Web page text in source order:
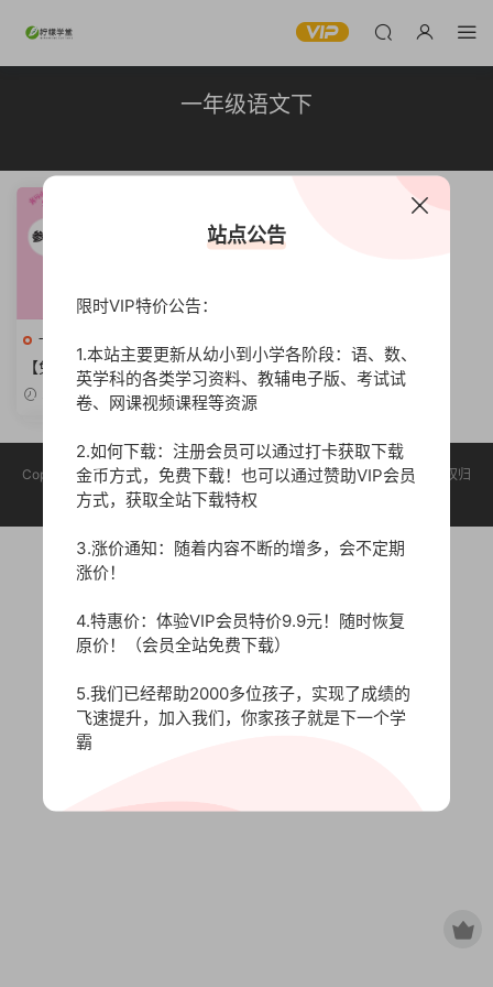
一年级语文下
一年级语文下册
【免费】23年版人教语文一下
《黄冈小状元练重点》培优同
步作业-答案解析【33页PDF文
2023-06-18
Copyright © 2023 柠檬学堂 版权声明：本站所有资源均收集于网络，版权归
原作者所有，如有侵权，请联系删除。
站点公告
限时VIP特价公告：
1.本站主要更新从幼小到小学各阶段：语、数、
英学科的各类学习资料、教辅电子版、考试试
卷、网课视频课程等资源
2.如何下载：注册会员可以通过打卡获取下载
金币方式，免费下载！也可以通过赞助VIP会员
方式，获取全站下载特权
3.涨价通知：随着内容不断的增多，会不定期
涨价！
4.特惠价：体验VIP会员特价9.9元！随时恢复
原价！（会员全站免费下载）
5.我们已经帮助2000多位孩子，实现了成绩的
飞速提升，加入我们，你家孩子就是下一个学
霸